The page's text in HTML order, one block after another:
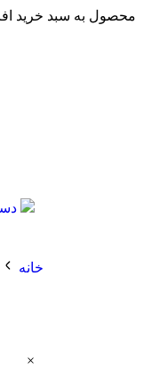
محصول به سبد خرید
خانه
×